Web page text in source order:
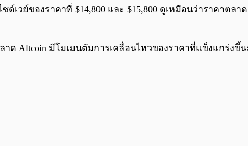
เวย์ของราคาที่ $14,800 และ $15,800 ดูเหมือนว่าราคาตลา
าด Altcoin มีโมเมนตัมการเคลื่อนไหวของราคาที่แข็งแกร่งขึ้